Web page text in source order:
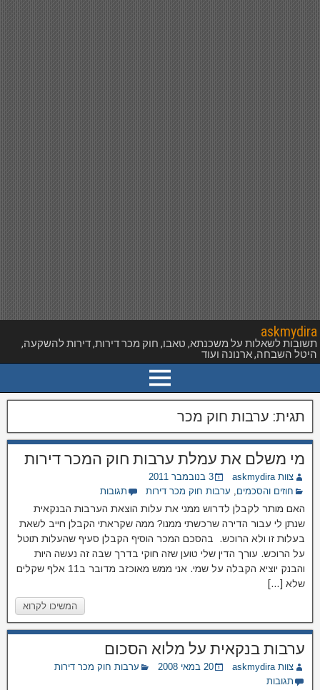
askmydira
תשובות לשאלות על משכנתא, טאבו, חוק מכר דירות, דירות להשקעה,
היטל השבחה, ארנונה ועוד
תגית: ערבות חוק מכר
מי משלם את עמלת ערבות חוק המכר דירות
צוות askmydira
3 בנובמבר 2011
חוזים והסכמים, ערבות חוק מכר דירות תגובות
האם מותר לקבלן לדרוש ממני את עלות הוצאת הערבות הבנקאית
שנתן לי עבור הדירה שרכשתי ממנו? ממה שקראתי הקבלן חייב לשאת
בעלות זו ולא הרוכש. בהסכם המכר הוסיף הקבלן סעיף שהעלות תוטל
על הרוכש. עורך הדין שלי טוען שזה חוקי בדרך שבה זה נעשה היות
והבנק יוציא הקבלה על שמי. אני ממש מאוכזב מדובר ב11 אלף שקלים
שלא […]
המשיכו לקרוא
ערבות בנקאית על מלוא הסכום
צוות askmydira 20 במאי 2008
ערבות חוק מכר דירות
תגובות